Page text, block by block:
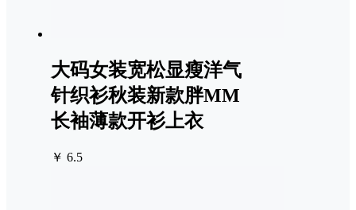
大码女装宽松显瘦洋气
针织衫秋装新款胖MM
长袖薄款开衫上衣
￥ 6.5